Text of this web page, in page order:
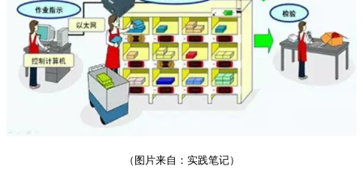
（图片来自：实践笔记）